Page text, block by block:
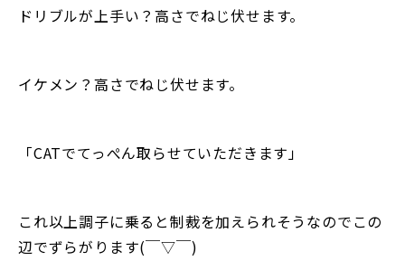
ドリブルが上手い？高さでねじ伏せます。
イケメン？高さでねじ伏せます。
「CATでてっぺん取らせていただきます」
これ以上調子に乗ると制裁を加えられそうなのでこの
辺でずらがります(￣▽￣)